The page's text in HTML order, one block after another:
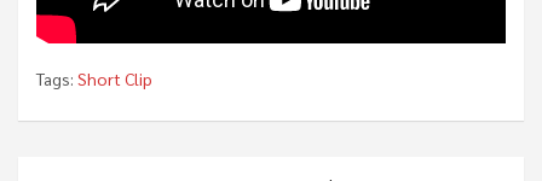
Tags: Short Clip